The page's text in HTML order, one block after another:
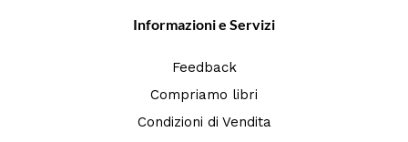
Informazioni e Servizi
Feedback
Compriamo libri
Condizioni di Vendita